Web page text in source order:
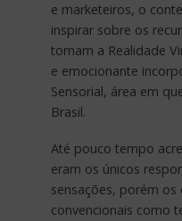
e marketeiros, o
inspirar sobre os
tornam a Realidade
e emocionante
Sensorial, área em
Brasil.
Até pouco tempo
eram os únicos
sensações, porém
convencionais como